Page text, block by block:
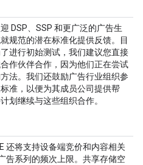
DSP、SSP 和更广泛的广告生
规范的潜在标准化提供反馈。目
进行初始测试，我们建议您直接
作伙伴合作，因为他们正在尝试
法。我们还鼓励广告行业组织参
准，以便为其成员公司提供帮
划继续与这些组织合作。
还将支持设备端竞价和内容相关
告系列的频次上限。共享存储空